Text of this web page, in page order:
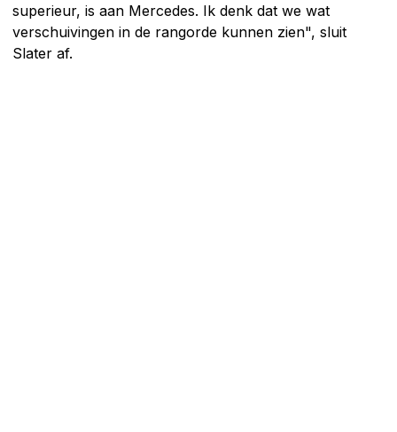
superieur, is aan Mercedes. Ik denk dat we wat
verschuivingen in de rangorde kunnen zien", sluit
Slater af.